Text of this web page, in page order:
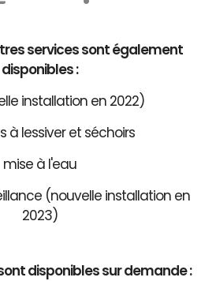
services sont également
disponibles :
installation en 2022)
à lessiver et séchoirs
mise à l'eau
(nouvelle installation en
2023)
disponibles sur demande :